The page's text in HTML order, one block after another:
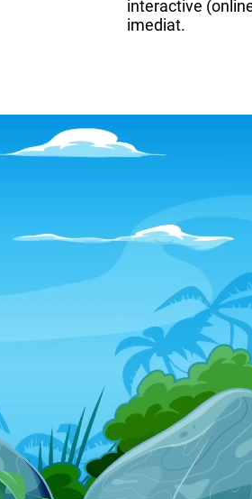
interactive
imediat.